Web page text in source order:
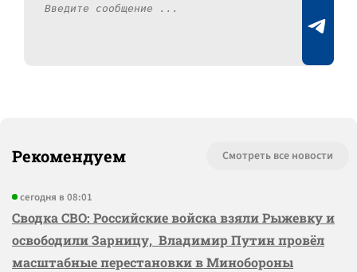
Рекомендуем Смотреть все новости
сегодня в 08:01
Сводка СВО: Российские войска взяли Рыжевку и
освободили Зарницу, Владимир Путин провёл
масштабные перестановки в Минобороны